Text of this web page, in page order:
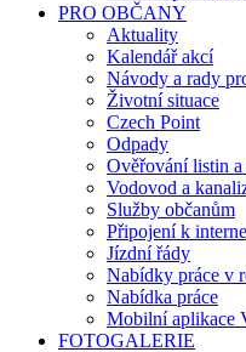
PRO OBČANY
Aktuality
Kalendář akcí
Návody a rady
Životní situace
Czech Point
Odpady
Ověřování listin a
Vodovod a
Služby občanům
Připojení k
Jízdní řády
Nabídky práce v
Nabídka práce
Mobilní aplikace
FOTOGALERIE